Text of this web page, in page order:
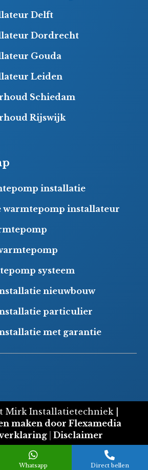
Delft
Dordrecht
Gouda
Leiden
Schiedam
Rijswijk
installatie
warmtepomp installateur
systeem
nieuwbouw
particulier
met garantie
Mirk Installatietechniek |
maken door Flexamedia
| Disclaimer

Whatsapp

Direct bellen